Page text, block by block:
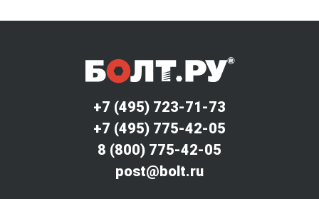
+7 (495) 723-71-73
+7 (495) 775-42-05
8 (800) 775-42-05
post@bolt.ru